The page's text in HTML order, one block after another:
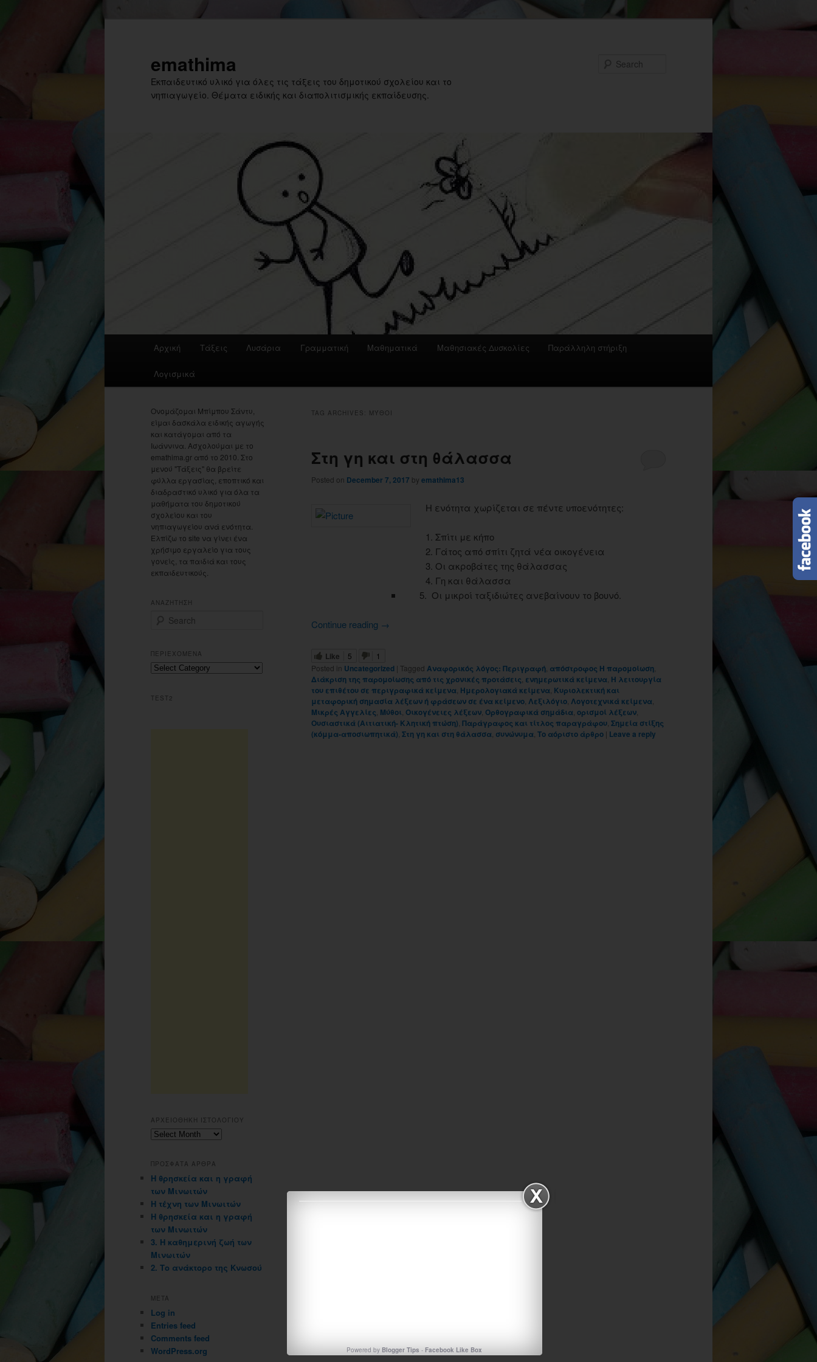
emathima
Εκπαιδευτικό υλικό για όλες τις τάξεις του δημοτικού σχολείου και το
νηπιαγωγείο. Θέματα ειδικής και διαπολιτισμικής εκπαίδευσης.
Αρχική Τάξεις Λυσάρια Γραμματική Μαθηματικά Μαθησιακές Δυσκολίες Παράλληλη στήριξη
Λογισμικά
TAG ARCHIVES: ΜΎΘΟΙ
Στη γη και στη θάλασσα
Posted on December 7, 2017 by emathima13
Η ενότητα χωρίζεται σε πέντε υποενότητες:
1. Σπίτι με κήπο
2. Γάτος από σπίτι ζητά νέα οικογένεια
3. Οι ακροβάτες της θάλασσας
4. Γη και θάλασσα
5. Οι μικροί ταξιδιώτες ανεβαίνουν το βουνό.
Continue reading →
Like 5
1
Posted in Uncategorized | Tagged Αναφορικός λόγος: Περιγραφή απόστροφος Η παρομοίωση
Διάκριση της παρομοίωσης από τις χρονικές προτάσεις ενημερωτικά κείμενα Η λειτουργία
του επιθέτου σε περιγραφικά κείμενα Ημερολογιακά κείμενα Κυριολεκτική και
μεταφορική σημασία λέξεων ή φράσεων σε ένα κείμενο Λεξιλόγιο Λογοτεχνικά κείμενα
Μικρές Αγγελίες Μύθοι Οικογένειες λέξεων Ορθογραφικά σημάδια ορισμοί λέξεων
Ουσιαστικά (Αιτιατική- Κλητική πτώση) Παράγραφος και τίτλος παραγράφου Σημεία στίξης
(κόμμα-αποσιωπητικά) Στη γη και στη θάλασσα συνώνυμα Το αόριστο άρθρο | Leave a reply
Ονομάζομαι Μπίμπου Σάντυ,
είμαι δασκάλα ειδικής αγωγής
και κατάγομαι από τα
Ιωάννινα. Ασχολούμαι με το
emathima.gr από το 2010. Στο
μενού "Τάξεις" θα βρείτε
φύλλα εργασίας, εποπτικό και
διαδραστικό υλικό για όλα τα
μαθήματα του δημοτικού
σχολείου και του
νηπιαγωγείου ανά ενότητα.
Ελπίζω το site να γίνει ένα
χρήσιμο εργαλείο για τους
γονείς, τα παιδιά και τους
εκπαιδευτικούς.
ΑΝΑΖΗΤΗΣΗ
r
c
h
ΠΕΡΙΕΧΟΜΕΝΑ
Περιεχομενα
TEST2
ΑΡΧΕΙΟΘΗΚΗ ΙΣΤΟΛΟΓΙΟΥ
Αρχειοθηκη
ΠΡΟΣΦΑΤΑ ΑΡΘΡΑ
Η θρησκεία και η γραφή
των Μινωιτών
Η τέχνη των Μινωιτών
Η θρησκεία και η γραφή
των Μινωιτών
3. Η καθημερινή ζωή των
Μινωιτών
2. Το ανάκτορο της Κνωσού
META
Log in
Entries feed
Comments feed
WordPress.org
Powered byBlogger Tips -Facebook Like Box